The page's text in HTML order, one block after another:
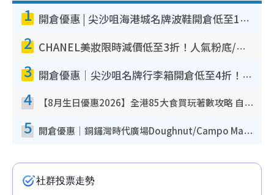
1 開倉優惠 | 尖沙咀海港城名牌波鞋開倉低至1折！On鞋$899起／Joy&Peace鞋履$98起
2 CHANEL美妝限時減價低至3折！人氣粉底/唇膏/精華液低至$275！COCO香水都有平
3 開倉優惠｜尖沙咀名牌行李箱開倉低至4折！一連5日 American Tourister/ace./Hallmark $200起！
4 【8月生日優惠2026】全港85大食買玩著數攻略 自助餐/火鍋放題同行免費＋誠品/DONKI送現金券
5 開倉優惠｜銅鑼灣時代廣場Doughnut/Campo Marzio開倉低至1折！背囊、書包、手袋劈價$200起